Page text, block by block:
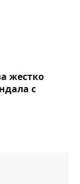
жестко
с